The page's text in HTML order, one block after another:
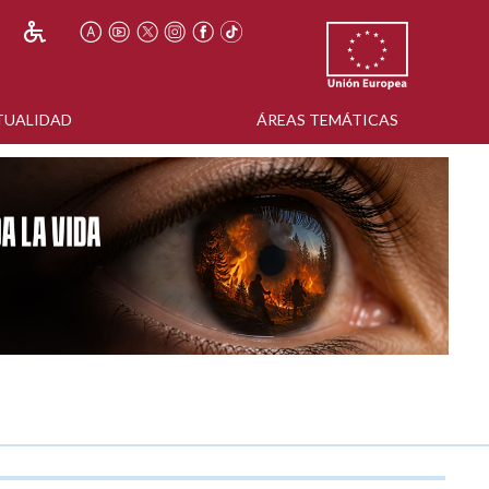
ÁREAS TEMÁTICAS